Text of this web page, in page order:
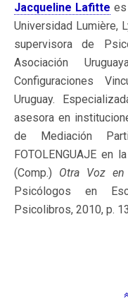
Jacqueline Lafitte
Universidad Lumière,
supervisora de
Asociación
Configuraciones
Uruguay.
asesora en
de Mediación
FOTOLENGUAJE en
(Comp.) Otra Voz
Psicólogos en
Psicolibros, 2010, p.